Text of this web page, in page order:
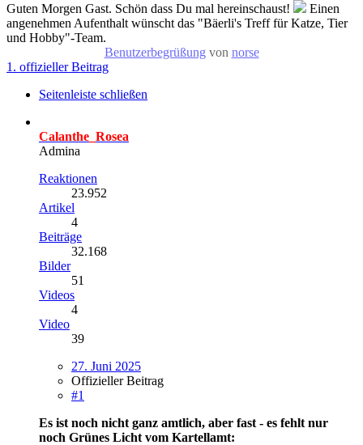
Guten Morgen Gast. Schön dass Du mal hereinschaust!
Einen
angenehmen Aufenthalt wünscht das "Bäerli's Treff für Katze, Tier
und Hobby"-Team.
Benutzerbegrüßung von norse
1. offizieller Beitrag
Seitenleiste schließen
Calanthe_Rosea
Admina
Reaktionen
23.952
Artikel
4
Beiträge
32.168
Bilder
51
Videos
4
Video
39
27. Juni 2025
Offizieller Beitrag
#1
Es ist noch nicht ganz amtlich, aber fast - es fehlt nur
noch Grünes Licht vom Kartellamt: